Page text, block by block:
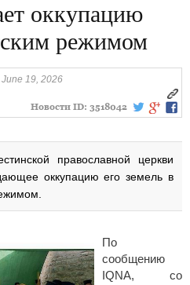
оккупацию
режимом
19, 2026
Новости ID: 3518042
православной церкви
оккупацию его земель в
По
сообщению
IQNA, со